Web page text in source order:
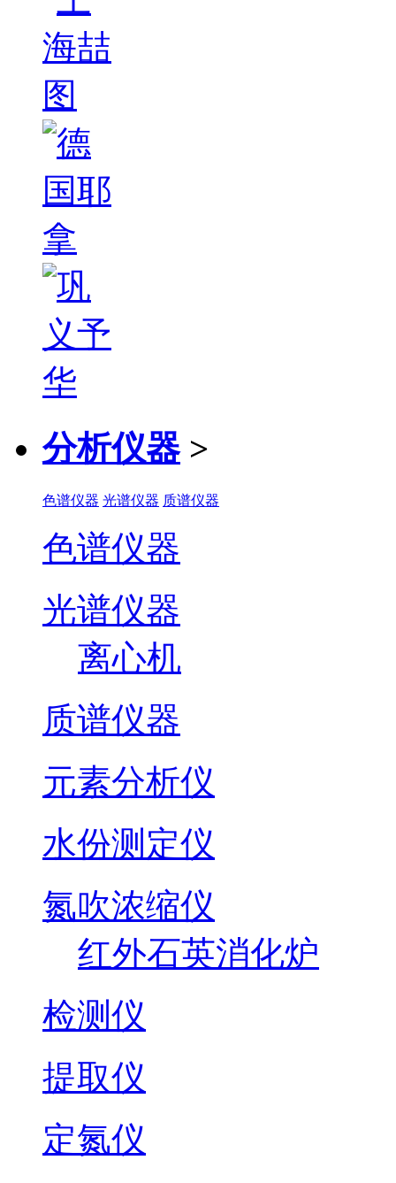
分析仪器 >
色谱仪器 光谱仪器 质谱仪器
色谱仪器
光谱仪器
离心机
质谱仪器
元素分析仪
水份测定仪
氮吹浓缩仪
红外石英消化炉
检测仪
提取仪
定氮仪